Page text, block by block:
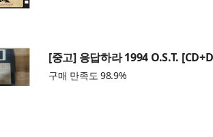
[중고] 응답하라 1994 O.S.T.
구매 만족도 98.9%